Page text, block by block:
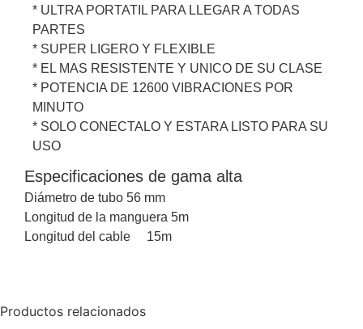
* ULTRA PORTATIL PARA LLEGAR A TODAS
PARTES
* SUPER LIGERO Y FLEXIBLE
* EL MAS RESISTENTE Y UNICO DE SU CLASE
* POTENCIA DE 12600 VIBRACIONES POR
MINUTO
* SOLO CONECTALO Y ESTARA LISTO PARA SU
USO
Especificaciones de gama alta
Diámetro de tubo 56 mm
Longitud de la manguera 5m
Longitud del cable 15m
Productos relacionados